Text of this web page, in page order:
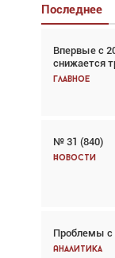
Последнее
Впервые с
снижается
Главное
№ 31 (840)
Новости
Проблемы с
Аналитика
Взгляд с
Главное
говорит
Впервые с
снижается